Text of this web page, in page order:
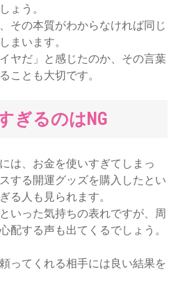
ょう。
その本質がわからなければ同じ
まいます。
ヤだ」と感じたのか、その言葉
ことも大切です。
ぎるのはNG
は、お金を使いすぎてしまっ
する開運グッズを購入したとい
る人も見られます。
いった気持ちの表れですが、周
配する声も出てくるでしょう。
ってくれる相手には良い結果を